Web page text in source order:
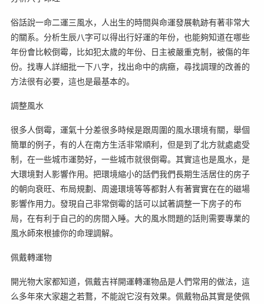
俗話說一命二運三風水，人出生的時間與命運發展軌跡有著非常大
的關系。分析生辰八字可以得出行好運的年份，也能夠知道在哪些
年份會比較倒霉，比如犯太歲的年份、日主被嚴重克制，被傷的年
份。找專人詳細批一下八字，找出命中的病癥，尋找調理的改善的
方法很有必要，這也是最基本的。
調整風水
很多人倒霉，運氣十分差很多時候是跟周圍的風水環境有關，舉個
簡單的例子，有的人在南方生活非常順利，但是到了北方就處處受
制，在一些城市運勢好，一些城市就很倒霉。其實這也是風水，是
大環境對人影響作用。把環境縮小的話們我們長期生活居住的房子
的朝向衰旺、布局規劃、周邊環境等等都對人有著實實在在的磁場
影響作用力。發現自己非常倒霉的話可以試著調整一下房子的布
局，在有利于自己的的房間入睡。大的風水問題的話則需要專業的
風水師來根據你的命理調解。
佩戴轉運物
開光物大家都知道，佩戴吉祥開運轉運物品是人們常用的做法，這
么多年來大家趨之若鶩，不能說它沒有效果。佩戴物品其實是使佩